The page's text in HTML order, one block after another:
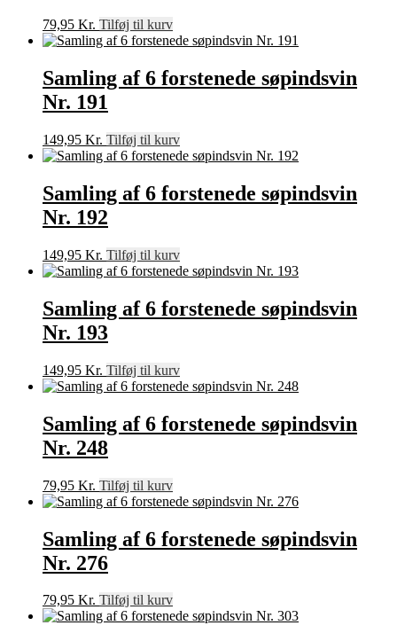
79,95 Kr. Tilføj til kurv
Samling af 6 forstenede søpindsvin
Nr. 191
149,95 Kr. Tilføj til kurv
Samling af 6 forstenede søpindsvin
Nr. 192
149,95 Kr. Tilføj til kurv
Samling af 6 forstenede søpindsvin
Nr. 193
149,95 Kr. Tilføj til kurv
Samling af 6 forstenede søpindsvin
Nr. 248
79,95 Kr. Tilføj til kurv
Samling af 6 forstenede søpindsvin
Nr. 276
79,95 Kr. Tilføj til kurv